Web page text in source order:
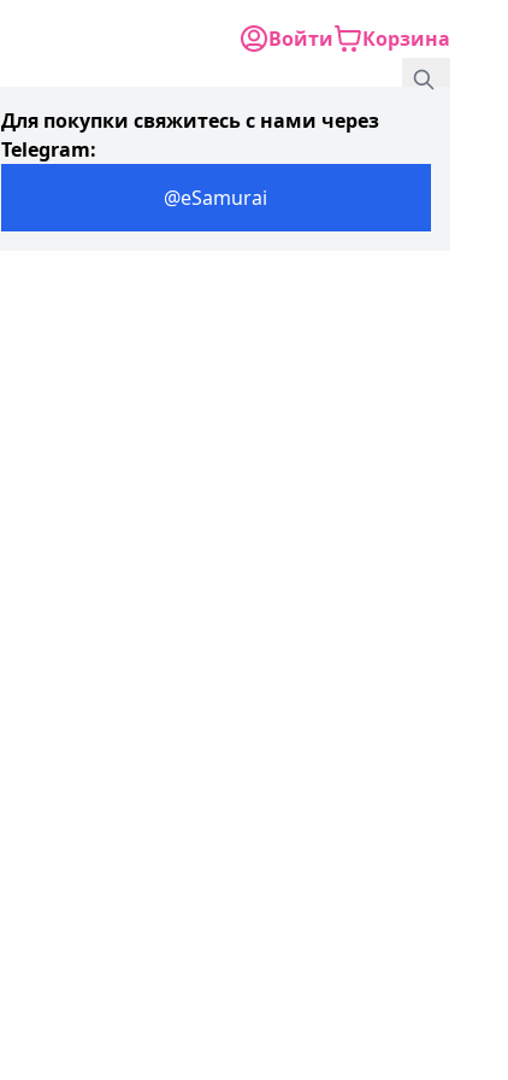
Войти Корзина
Для покупки свяжитесь с нами через
Telegram:
@eSamurai